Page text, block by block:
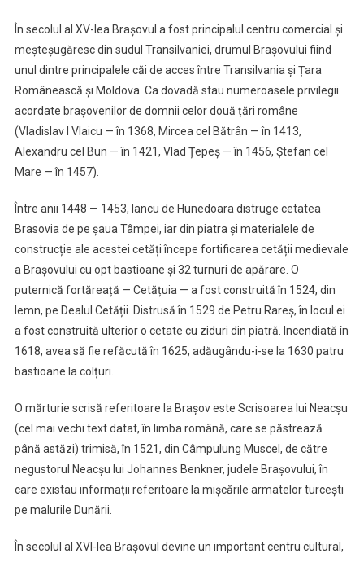
În secolul al XV-lea Brașovul a fost principalul centru comercial și
meșteșugăresc din sudul Transilvaniei, drumul Brașovului fiind
unul dintre principalele căi de acces între Transilvania și Țara
Românească și Moldova. Ca dovadă stau numeroasele privilegii
acordate brașovenilor de domnii celor două țări române
(Vladislav I Vlaicu — în 1368, Mircea cel Bătrân — în 1413,
Alexandru cel Bun — în 1421, Vlad Țepeș — în 1456, Ștefan cel
Mare — în 1457).
Între anii 1448 — 1453, Iancu de Hunedoara distruge cetatea
Brasovia de pe șaua Tâmpei, iar din piatra și materialele de
construcție ale acestei cetăți începe fortificarea cetății medievale
a Brașovului cu opt bastioane și 32 turnuri de apărare. O
puternică fortăreață — Cetățuia — a fost construită în 1524, din
lemn, pe Dealul Cetății. Distrusă în 1529 de Petru Rareș, în locul ei
a fost construită ulterior o cetate cu ziduri din piatră. Incendiată în
1618, avea să fie refăcută în 1625, adăugându-i-se la 1630 patru
bastioane la colțuri.
O mărturie scrisă referitoare la Brașov este Scrisoarea lui Neacșu
(cel mai vechi text datat, în limba română, care se păstrează
până astăzi) trimisă, în 1521, din Câmpulung Muscel, de către
negustorul Neacșu lui Johannes Benkner, judele Brașovului, în
care existau informații referitoare la mișcările armatelor turcești
pe malurile Dunării.
În secolul al XVI-lea Brașovul devine un important centru cultural,